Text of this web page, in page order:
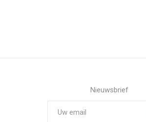
Nieuwsbrief